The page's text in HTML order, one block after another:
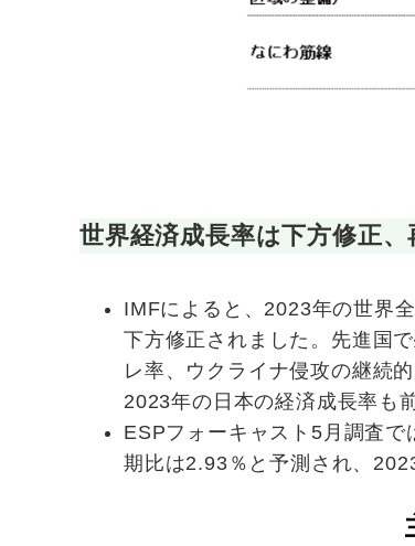
世界経済成長率は下方修正、
IMFによると、2023年の世界
下方修正されました。先進国
レ率、ウクライナ侵攻の継続
2023年の日本の経済成長率も
ESPフォーキャスト5月調査
期比は2.93％と予測され、